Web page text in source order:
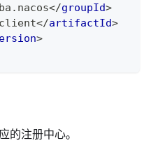
</groupId>
client</artifactId>
>
的注册中心。